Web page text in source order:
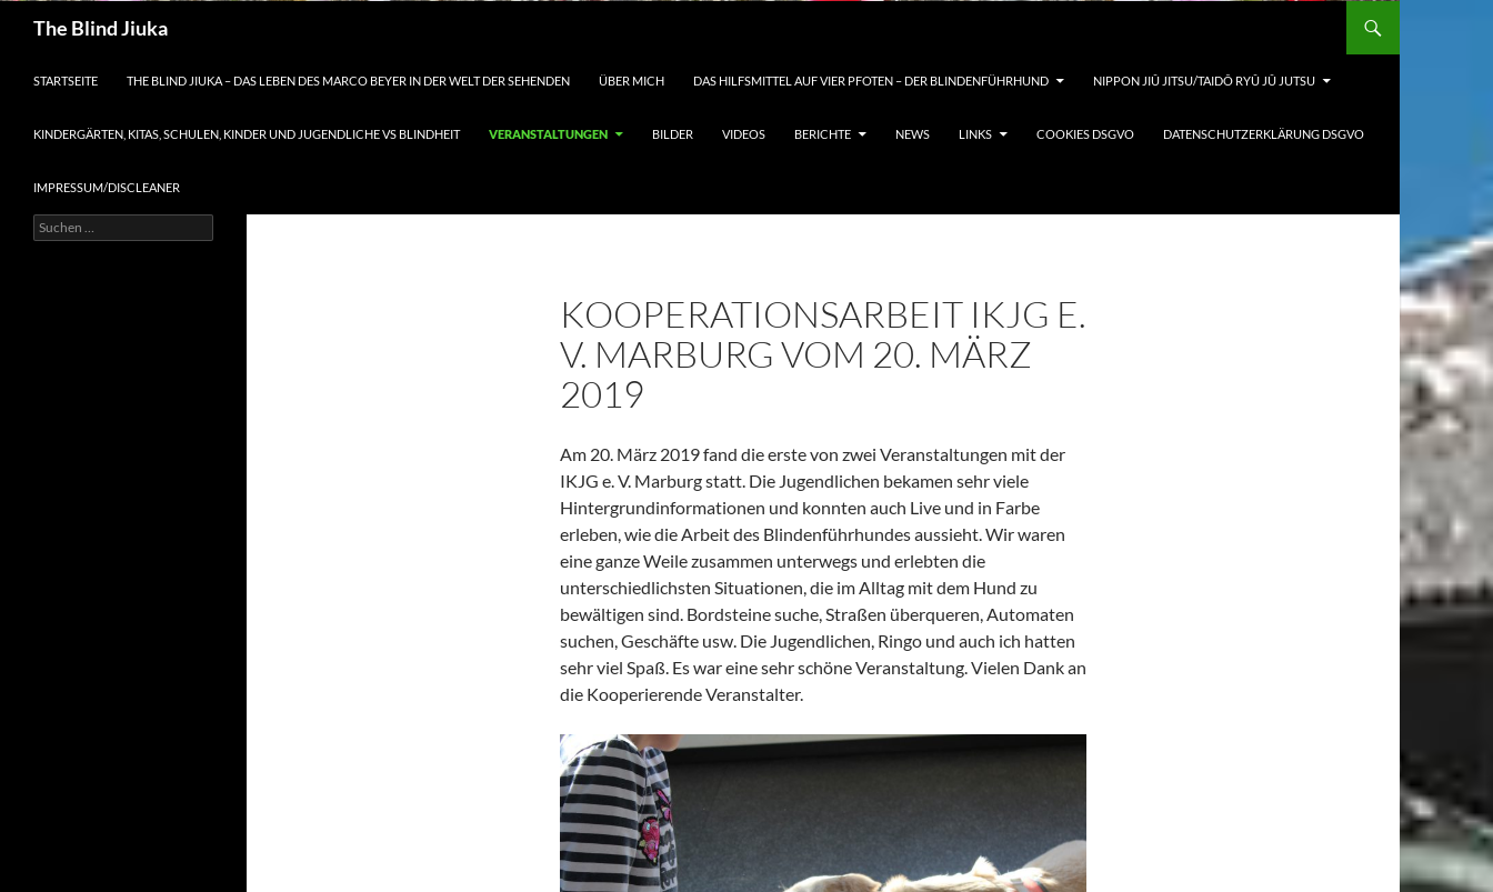
The Blind Jiuka
STARTSEITE THE BLIND JIUKA – DAS LEBEN DES MARCO BEYER IN DER WELT DER SEHENDEN ÜBER MICH DAS HILFSMITTEL AUF VIER PFOTEN – DER BLINDENFÜHRHUND NIPPON JIÛ JITSU/TAIDÔ RYÛ JÛ JUTSU
KINDERGÄRTEN, KITAS, SCHULEN, KINDER UND JUGENDLICHE VS BLINDHEIT VERANSTALTUNGEN BILDER VIDEOS BERICHTE NEWS LINKS COOKIES DSGVO DATENSCHUTZERKLÄRUNG DSGVO
IMPRESSUM/DISCLEANER
KOOPERATIONSARBEIT IKJG E.
V. MARBURG VOM 20. MÄRZ
2019
Am 20. März 2019 fand die erste von zwei Veranstaltungen mit der
IKJG e. V. Marburg statt. Die Jugendlichen bekamen sehr viele
Hintergrundinformationen und konnten auch Live und in Farbe
erleben, wie die Arbeit des Blindenführhundes aussieht. Wir waren
eine ganze Weile zusammen unterwegs und erlebten die
unterschiedlichsten Situationen, die im Alltag mit dem Hund zu
bewältigen sind. Bordsteine suche, Straßen überqueren, Automaten
suchen, Geschäfte usw. Die Jugendlichen, Ringo und auch ich hatten
sehr viel Spaß. Es war eine sehr schöne Veranstaltung. Vielen Dank an
die Kooperierende Veranstalter.
Suche
nach: